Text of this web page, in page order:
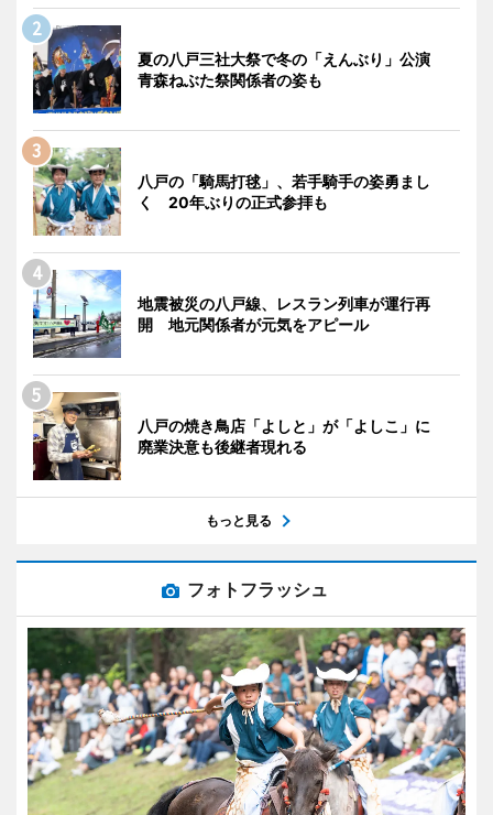
夏の八戸三社大祭で冬の「えんぶり」公演
青森ねぶた祭関係者の姿も
八戸の「騎馬打毬」、若手騎手の姿勇まし
く 20年ぶりの正式参拝も
地震被災の八戸線、レスラン列車が運行再
開 地元関係者が元気をアピール
八戸の焼き鳥店「よしと」が「よしこ」に
廃業決意も後継者現れる
もっと見る
フォトフラッシュ